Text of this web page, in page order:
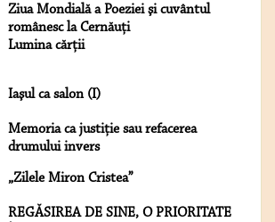
Ziua Mondială a Poeziei şi cuvântul
românesc la Cernăuţi
Lumina cărţii
Iaşul ca salon (I)
Memoria ca justiţie sau refacerea
drumului invers
„Zilele Miron Cristea”
REGĂSIREA DE SINE, O PRIORITATE